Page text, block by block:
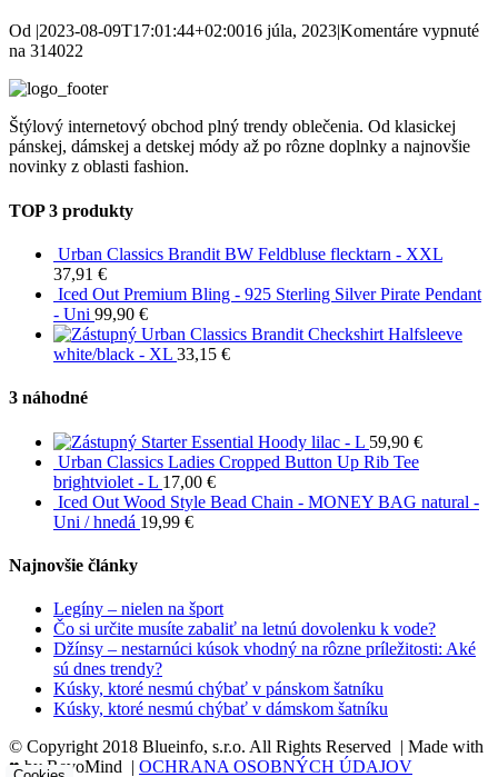
Od |2023-08-09T17:01:44+02:0016 júla, 2023|Komentáre vypnuté
na 314022
Štýlový internetový obchod plný trendy oblečenia. Od klasickej
pánskej, dámskej a detskej módy až po rôzne doplnky a najnovšie
novinky z oblasti fashion.
TOP 3 produkty
Urban Classics Brandit BW Feldbluse flecktarn - XXL
37,91 €
Iced Out Premium Bling - 925 Sterling Silver Pirate Pendant
- Uni 99,90 €
Urban Classics Brandit Checkshirt Halfsleeve
white/black - XL 33,15 €
3 náhodné
Starter Essential Hoody lilac - L 59,90 €
Urban Classics Ladies Cropped Button Up Rib Tee
brightviolet - L 17,00 €
Iced Out Wood Style Bead Chain - MONEY BAG natural -
Uni / hnedá 19,99 €
Najnovšie články
Legíny – nielen na šport
Čo si určite musíte zabaliť na letnú dovolenku k vode?
Džínsy – nestarnúci kúsok vhodný na rôzne príležitosti: Aké
sú dnes trendy?
Kúsky, ktoré nesmú chýbať v pánskom šatníku
Kúsky, ktoré nesmú chýbať v dámskom šatníku
© Copyright 2018 Blueinfo, s.r.o. All Rights Reserved | Made with
♥ by RevoMind | OCHRANA OSOBNÝCH ÚDAJOV